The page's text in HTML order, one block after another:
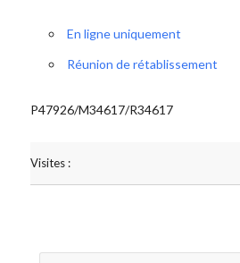
En ligne uniquement
Réunion de rétablissement
P47926/M34617/R34617
Visites :